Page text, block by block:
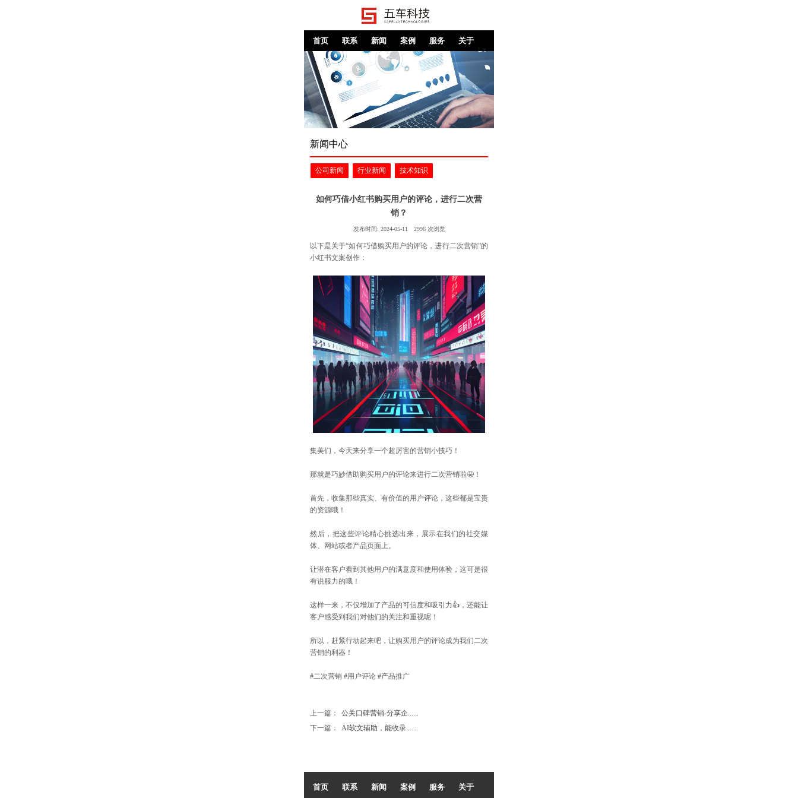
首页 联系 新闻 案例 服务 关于
新闻中心
公司新闻 行业新闻 技术知识
如何巧借小红书购买用户的评论，进行二次营
销？
发布时间: 2024-05-11 2996 次浏览
以下是关于“如何巧借购买用户的评论，进行二次营销”的
小红书文案创作：
集美们，今天来分享一个超厉害的营销小技巧！
那就是巧妙借助购买用户的评论来进行二次营销啦🤩！
首先，收集那些真实、有价值的用户评论，这些都是宝贵
的资源哦！
然后，把这些评论精心挑选出来，展示在我们的社交媒
体、网站或者产品页面上。
让潜在客户看到其他用户的满意度和使用体验，这可是很
有说服力的哦！
这样一来，不仅增加了产品的可信度和吸引力👍，还能让
客户感受到我们对他们的关注和重视呢！
所以，赶紧行动起来吧，让购买用户的评论成为我们二次
营销的利器！
#二次营销 #用户评论 #产品推广
上一篇：
公关口碑营销-分享企......
下一篇：
AI软文辅助，能收录......
首页 联系 新闻 案例 服务 关于